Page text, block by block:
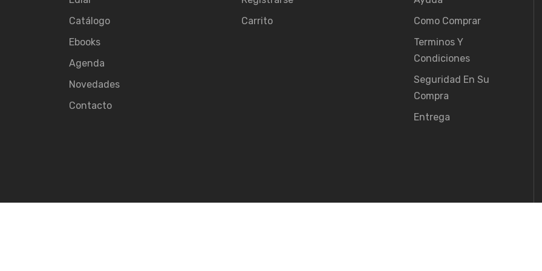
Catálogo
Ebooks
Agenda
Novedades
Contacto
Carrito
Como Comprar
Terminos Y
Condiciones
Seguridad En Su
Compra
Entrega